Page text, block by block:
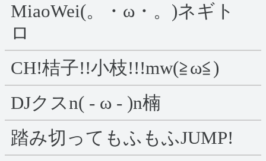
MiaoWei(。・ω・。)ネギト
ロ
CH!桔子!!小枝!!!mw(≧ω≦)
DJクスn( - ω - )n楠
踏み切ってもふもふJUMP!